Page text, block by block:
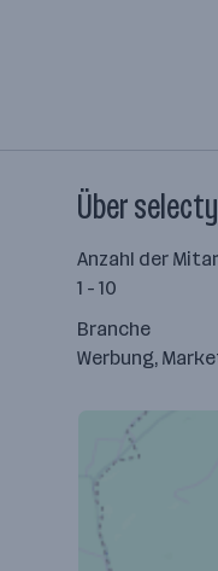
Über
Anzahl der
1 - 10
Branche
Werbung,